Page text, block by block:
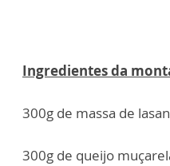
Ingredientes da
300g de massa de
300g de queijo